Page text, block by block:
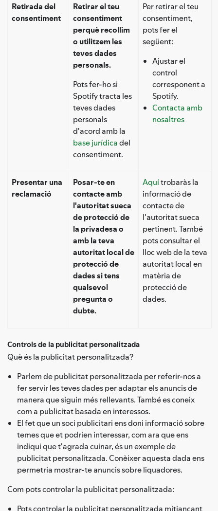
Retirada del
consentiment
Retirar el teu
consentiment
perquè recollim
o utilitzem les
teves dades
personals.
Pots fer-ho si
Spotify tracta les
teves dades
personals
d'acord amb la
base jurídicadel
consentiment.
Per retirar el teu
consentiment,
pots fer el
següent:
Ajustar el
control
corresponent a
Spotify.
Contacta amb
nosaltres
Presentar una
reclamació
Posar-te en
contacte amb
l'autoritat sueca
de protecció de
la privadesa o
amb la teva
autoritat local de
protecció de
dades si tens
qualsevol
pregunta o
dubte.
Aquítrobaràs la
informació de
contacte de
l'autoritat sueca
pertinent. També
pots consultar el
lloc web de la teva
autoritat local en
matèria de
protecció de
dades.
Controls de la publicitat personalitzada
Què és la publicitat personalitzada?
Parlem de publicitat personalitzada per referir-nos a
fer servir les teves dades per adaptar els anuncis de
manera que siguin més rellevants. També es coneix
com a publicitat basada en interessos.
El fet que un soci publicitari ens doni informació sobre
temes que et podrien interessar, com ara que ens
indiqui que t'agrada cuinar, és un exemple de
publicitat personalitzada. Conèixer aquesta dada ens
permetria mostrar-te anuncis sobre liquadores.
Com pots controlar la publicitat personalitzada:
Pots controlar la publicitat personalitzada mitjançant